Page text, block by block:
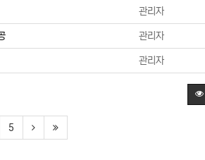
관리자
관리자
관리자
5